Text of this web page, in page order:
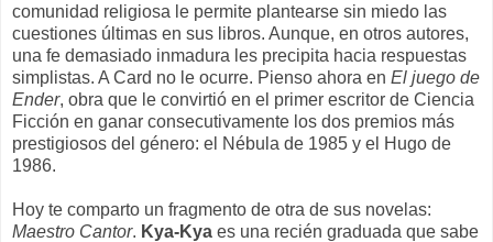
comunidad religiosa le permite plantearse sin miedo las
cuestiones últimas en sus libros. Aunque, en otros autores,
una fe demasiado inmadura les precipita hacia respuestas
simplistas. A Card no le ocurre. Pienso ahora en El juego de
Ender, obra que le convirtió en el primer escritor de Ciencia
Ficción en ganar consecutivamente los dos premios más
prestigiosos del género: el Nébula de 1985 y el Hugo de
1986.
Hoy te comparto un fragmento de otra de sus novelas:
Maestro Cantor. Kya-Kya es una recién graduada que sabe